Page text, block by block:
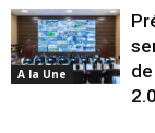
A la Une
2.0